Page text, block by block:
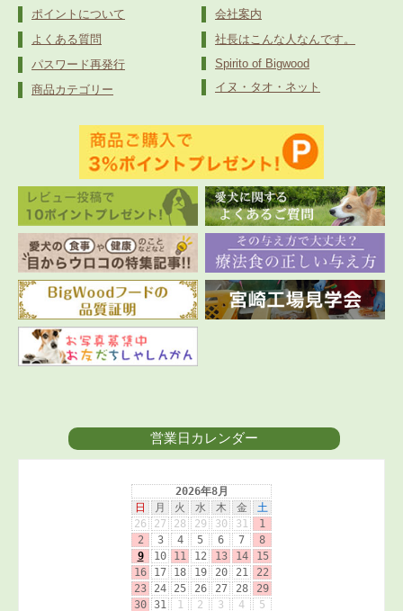
ポイントについて
よくある質問
パスワード再発行
商品カテゴリー
会社案内
社長はこんな人なんです。
Spirito of Bigwood
イヌ・タオ・ネット
営業日カレンダー